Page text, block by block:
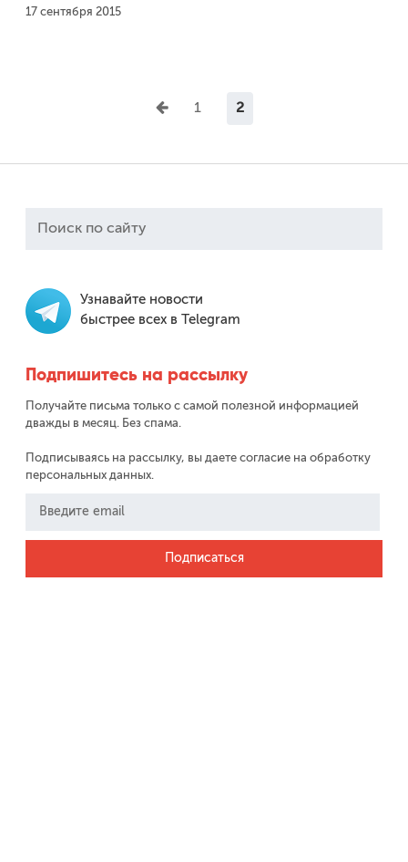
17 сентября 2015
1 2
Узнавайте новости
быстрее всех в Telegram
Подпишитесь на рассылку
Получайте письма только с самой полезной информацией
дважды в месяц. Без спама.
Подписываясь на рассылку, вы даете согласие на обработку
персональных данных.